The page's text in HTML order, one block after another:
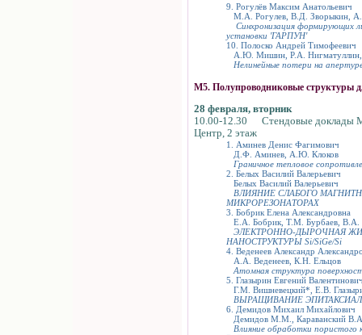
9. Рогулёв Максим Анатольевич
М.А. Рогулев, В.Д. Зворыкин,
Синхронизация формирующих
установки 'ГАРПУН'
10. Полоско Андрей Тимофеевич
А.Ю. Мишин, Р.А. Нигматуллин,
Нелинейные потери на
М5. Полупроводниковые структуры
28 февраля, вторник
10.00-12.30 Стендовые доклады
Центр, 2 этаж
1. Аминев Денис Фагимович
Д.Ф. Аминев, А.Ю. Клоков
Граничное тепловое
2. Белых Василий Валерьевич
Белых Василий Валерьевич
ВЛИЯНИЕ СЛАБОГО
МИКРОРЕЗОНАТОРАХ
3. Бобрик Елена Александровна
Е.А. Бобрик, Т.М. Бурбаев, В.А.
ЭЛЕКТРОННО-ДЫРОЧНАЯ
НАНОСТРУКТУРЫ Si/SiGe/Si
4. Веденеев Александр
А.А. Веденеев, К.Н. Ельцов
Атомная структура
5. Глазырин Евгений
Г.М. Вишневецкий*, Е.В.
ВЫРАЩИВАНИЕ
6. Демидов Михаил Михайлович
Демидов М.М., Караванский
Влияние обработки пористого